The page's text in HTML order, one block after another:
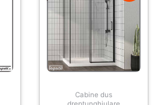
Cabine dus